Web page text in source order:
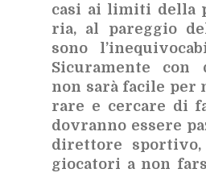
casi ai li­mi­ti del­la
ria, al pa­reg­gio
sono
Si­cu­ra­men­te con
non sarà fa­ci­le per
ra­re e cer­ca­re di
do­vran­no es­se­re
di­ret­to­re
gio­ca­to­ri a non